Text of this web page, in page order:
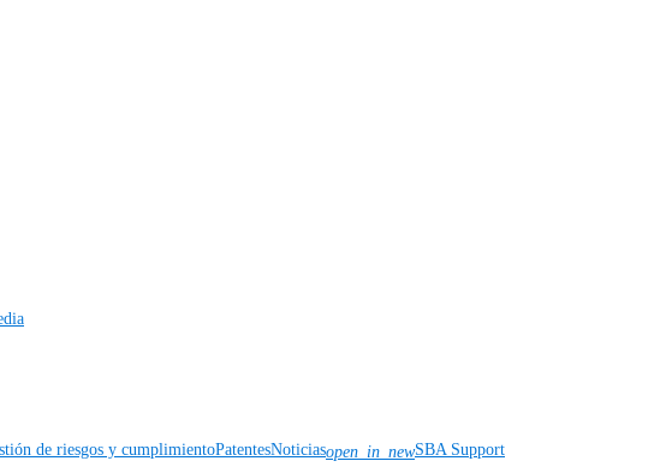
de riesgos y cumplimientoPatentesNoticiasopen_in_newSBA Support